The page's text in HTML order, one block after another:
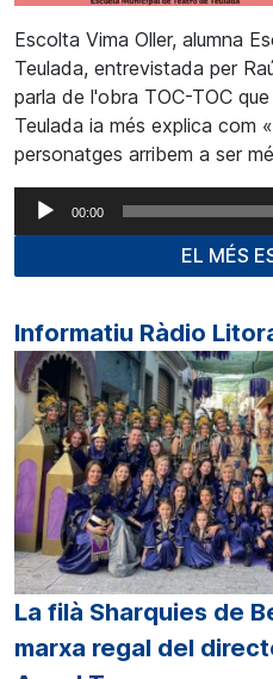
Escolta Vima Oller, alumna
Teulada, entrevistada per
parla de l'obra TOC-TOC
Teulada ia més explica com
personatges arribem a ser
Reproductor
d'àudio
00:00
EL MÉS
Informatiu Ràdio
La filà Sharquies de
marxa regal del